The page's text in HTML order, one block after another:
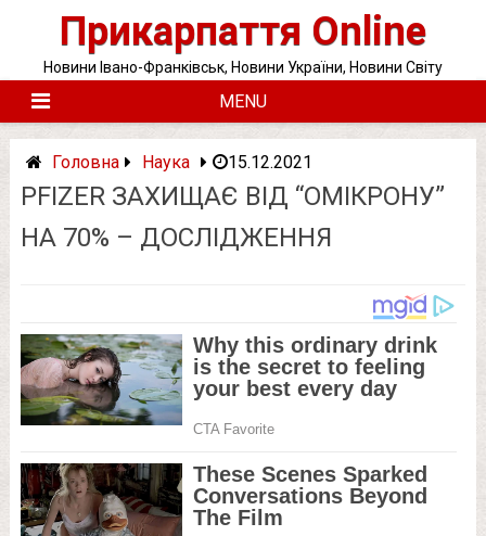
Прикарпаття Online
Новини Івано-Франківськ, Новини України, Новини Світу
MENU
Головна Наука 15.12.2021
PFIZER ЗАХИЩАЄ ВІД “ОМІКРОНУ”
НА 70% – ДОСЛІДЖЕННЯ